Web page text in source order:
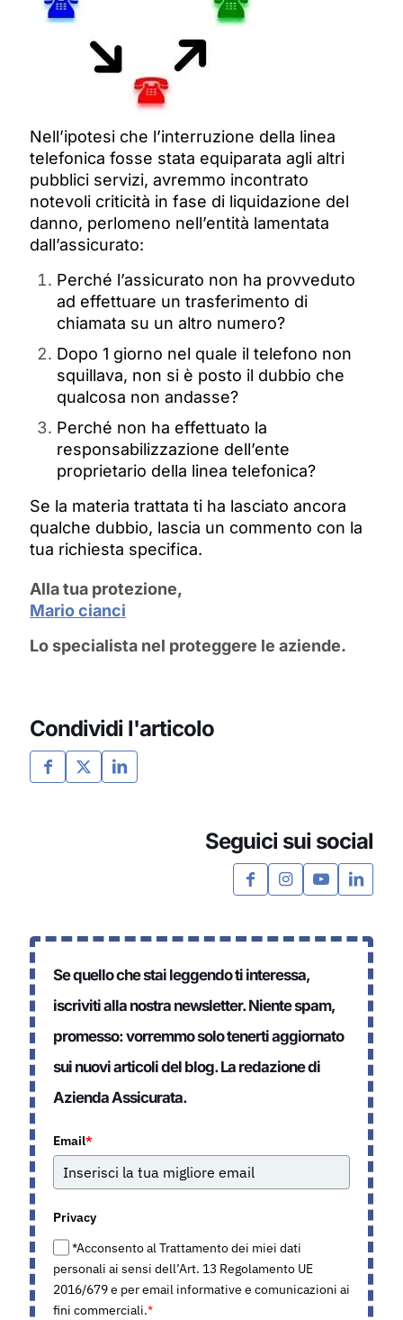
Nell’ipotesi che l’interruzione della linea
telefonica fosse stata equiparata agli altri
pubblici servizi, avremmo incontrato
notevoli criticità in fase di liquidazione del
danno, perlomeno nell’entità lamentata
dall’assicurato:
Perché l’assicurato non ha provveduto
ad effettuare un trasferimento di
chiamata su un altro numero?
Dopo 1 giorno nel quale il telefono non
squillava, non si è posto il dubbio che
qualcosa non andasse?
Perché non ha effettuato la
responsabilizzazione dell’ente
proprietario della linea telefonica?
Se la materia trattata ti ha lasciato ancora
qualche dubbio, lascia un commento con la
tua richiesta specifica.
Alla tua protezione,
Mario cianci
Lo specialista nel proteggere le aziende.
Condividi l'articolo
Seguici sui social
Se quello che stai leggendo ti interessa,
iscriviti alla nostra newsletter. Niente spam,
promesso: vorremmo solo tenerti aggiornato
sui nuovi articoli del blog. La redazione di
Azienda Assicurata.
Email*
Privacy
*Acconsento al Trattamento dei miei dati
personali ai sensi dell’Art. 13 Regolamento UE
2016/679 e per email informative e comunicazioni ai
fini commerciali.*